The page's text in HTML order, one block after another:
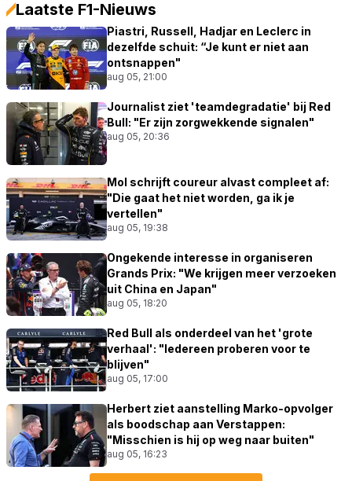
Laatste F1-Nieuws
Piastri, Russell, Hadjar en Leclerc in
dezelfde schuit: “Je kunt er niet aan
ontsnappen"
aug 05, 21:00
Journalist ziet 'teamdegradatie' bij Red
Bull: "Er zijn zorgwekkende signalen"
aug 05, 20:36
Mol schrijft coureur alvast compleet af:
"Die gaat het niet worden, ga ik je
vertellen"
aug 05, 19:38
Ongekende interesse in organiseren
Grands Prix: "We krijgen meer verzoeken
uit China en Japan"
aug 05, 18:20
Red Bull als onderdeel van het 'grote
verhaal': "Iedereen proberen voor te
blijven"
aug 05, 17:00
Herbert ziet aanstelling Marko-opvolger
als boodschap aan Verstappen:
"Misschien is hij op weg naar buiten"
aug 05, 16:23